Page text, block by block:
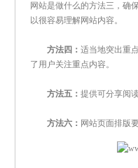
网站是做什么的方法三，确
以很容易理解网站内容。
方法四： 适当地突出重
了用户关注重点内容。
方法五： 提供可分享阅
方法六： 网站页面排版